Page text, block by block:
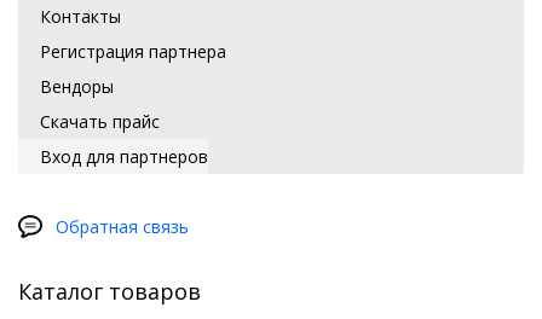
Контакты
Регистрация партнера
Вендоры
Скачать прайс
Вход для партнеров
Обратная связь
Каталог товаров